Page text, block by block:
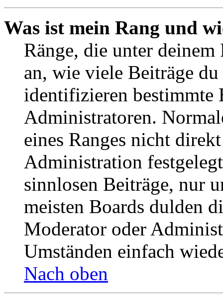
Was ist mein Rang und
Ränge, die unter deinem
an, wie viele Beiträge
identifizieren bestimmte
Administratoren.
eines Ranges nicht
Administration
sinnlosen Beiträge, nur
meisten Boards dulden
Moderator oder
Umständen einfach
Nach oben